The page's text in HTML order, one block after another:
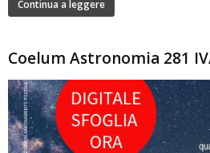
Continua a leggere
Coelum Astronomia 281